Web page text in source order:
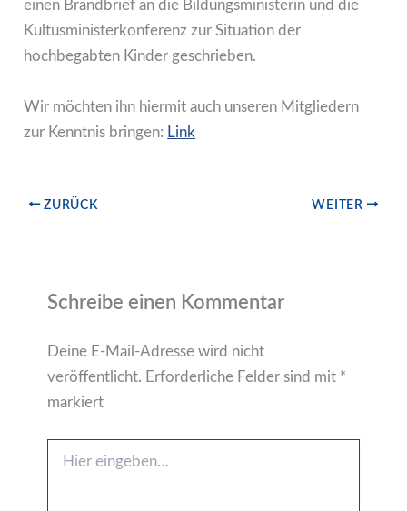
einen Brandbrief an die Bildungsministerin und die
Kultusministerkonferenz zur Situation der
hochbegabten Kinder geschrieben.
Wir möchten ihn hiermit auch unseren Mitgliedern
zur Kenntnis bringen: Link
ZURÜCK WEITER
Schreibe einen Kommentar
Deine E-Mail-Adresse wird nicht
veröffentlicht. Erforderliche Felder sind mit *
markiert
eingeben…